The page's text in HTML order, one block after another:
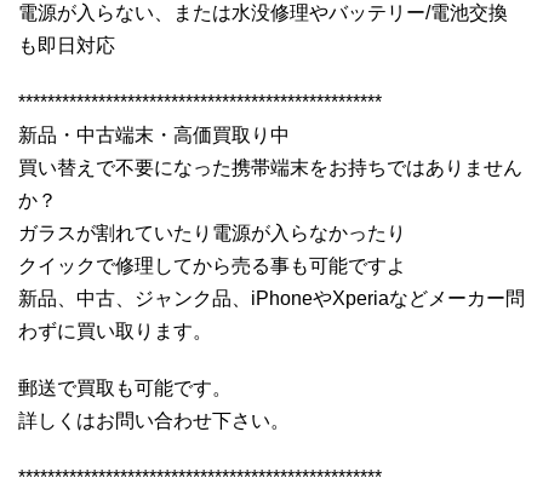
電源が入らない、または水没修理やバッテリー/電池交換
も即日対応
**************************************************
新品・中古端末・高価買取り中
買い替えで不要になった携帯端末をお持ちではありません
か？
ガラスが割れていたり電源が入らなかったり
クイックで修理してから売る事も可能ですよ
新品、中古、ジャンク品、iPhoneやXperiaなどメーカー問
わずに買い取ります。
郵送で買取も可能です。
詳しくはお問い合わせ下さい。
**************************************************